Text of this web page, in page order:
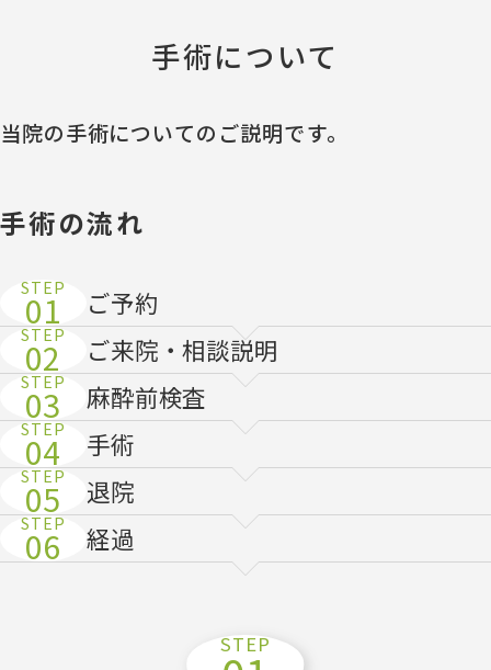
手術について
当院の手術についてのご説明です。
手術の流れ
ご予約
ご来院・相談説明
麻酔前検査
手術
退院
経過